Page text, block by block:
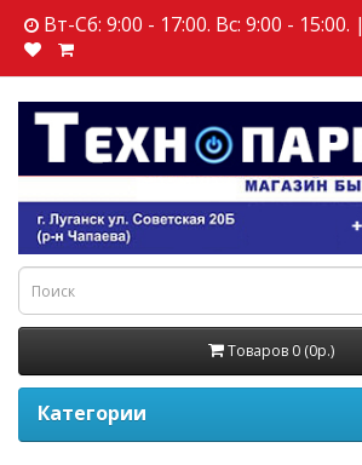
Вт-Сб: 9:00 - 17:00. Вс: 9:00 - 15:00. |
Товаров 0 (0р.)
Категории